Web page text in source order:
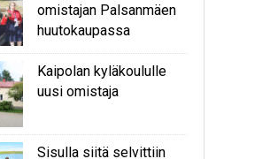
omistajan Palsanmäen
huutokaupassa
Kaipolan kyläkoululle
uusi omistaja
Sisulla siitä selvittiin